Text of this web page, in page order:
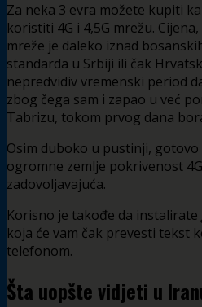
Za neka 3 evra možete kupiti
koristiti 4G i 4,5G mrežu.
mreže je daleko iznad
standarda u Srbiji ili čak
nepredvidiv vremenski period
zbog čega sam i zapao u već
Tabrizu, tokom prvog dana
Osim duboko u pustinji, gotovo
ogromne zemlje pokrivenost
zadovoljavajuća.
Korisno je takođe da instalirate
koja će vam čak prevesti tekst
telefonom.
Šta uopšte vidjeti u